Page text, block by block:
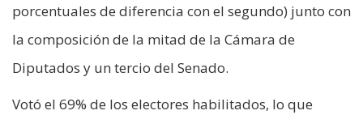
porcentuales de diferencia con el segundo) junto con
la composición de la mitad de la Cámara de
Diputados y un tercio del Senado.
Votó el 69% de los electores habilitados, lo que